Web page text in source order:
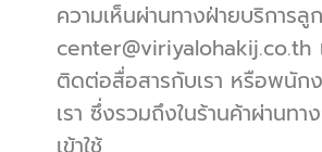
ความเห็นผ่านทางฝ่ายบริการลู
center@viriyalohakij.co.th
ติดต่อสื่อสารกับเรา หรือพนัก
เรา ซึ่งรวมถึงในร้านค้าผ่านทา
เข้าใช้